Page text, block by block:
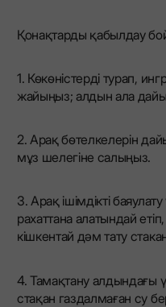
Қонақтарды қабылдау
1. Көкөністерді турап,
жайыңыз; алдын ала
2. Арақ бөтелкелерін
мұз шелегіне салыңыз.
3. Арақ ішімдікті
рахаттана алатындай
кішкентай дәм тату
4. Тамақтану алдындағы
стақан газдалмаған су